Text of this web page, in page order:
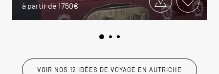
à partir de 1750€
VOIR NOS 12 IDÉES DE VOYAGE EN AUTRICHE